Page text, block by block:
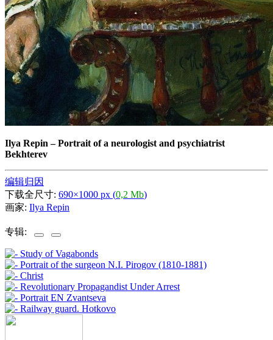
Ilya Repin –Portrait of a neurologist and psychiatrist
Bekhterev
编辑归因
下载全尺寸: 690×1000 px (0,2 Mb)
画家: Ilya Repin
专辑: